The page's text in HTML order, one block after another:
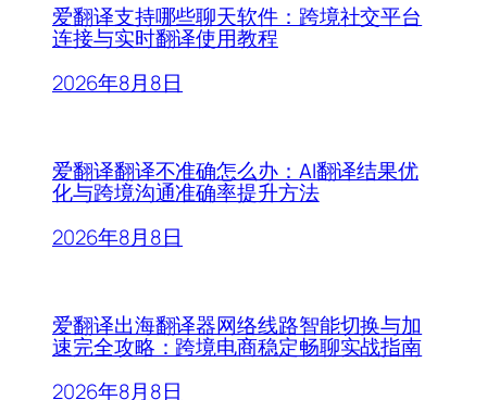
爱翻译支持哪些聊天软件：跨境社交平台
连接与实时翻译使用教程
2026年8月8日
爱翻译翻译不准确怎么办：AI翻译结果优
化与跨境沟通准确率提升方法
2026年8月8日
爱翻译出海翻译器网络线路智能切换与加
速完全攻略：跨境电商稳定畅聊实战指南
2026年8月8日